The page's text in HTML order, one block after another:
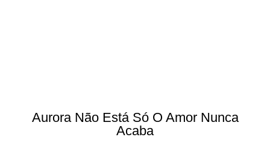
Aurora Não Está Só O Amor Nunca
Acaba